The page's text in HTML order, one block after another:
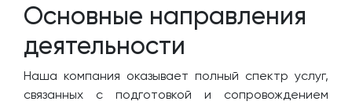
Основные направления
деятельности
Наша компания оказывает полный спектр услуг,
связанных с подготовкой и сопровождением